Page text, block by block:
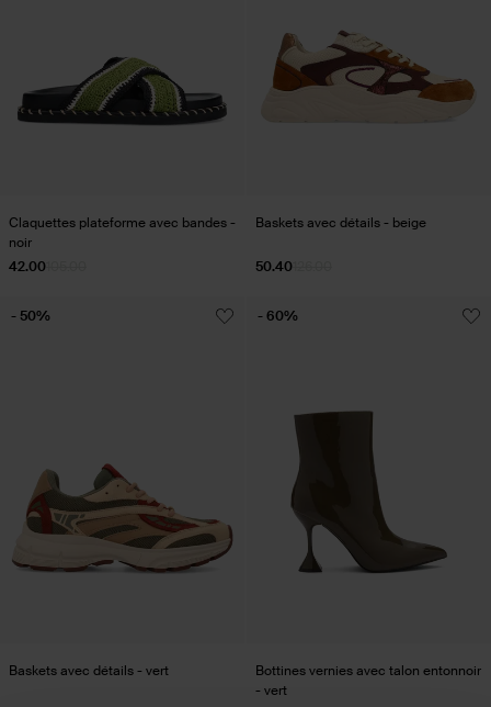
Claquettes plateforme avec bandes -
noir
42.00
Baskets avec détails - beige
50.40
Baskets avec détails - vert
- 50%
Bottines vernies avec talon entonnoir
- vert
- 60%